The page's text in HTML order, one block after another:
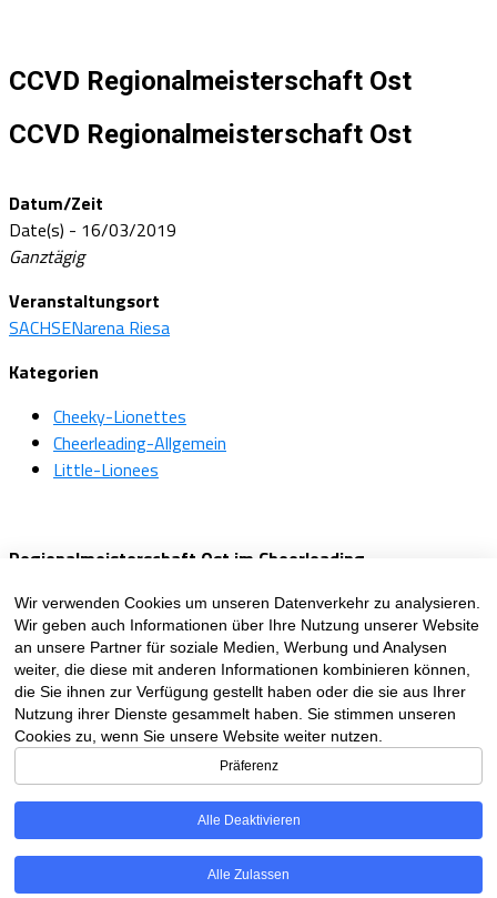
CCVD Regionalmeisterschaft Ost
CCVD Regionalmeisterschaft Ost
Datum/Zeit
Date(s) - 16/03/2019
Ganztägig
Veranstaltungsort
SACHSENarena Riesa
Kategorien
Cheeky-Lionettes
Cheerleading-Allgemein
Little-Lionees
Regionalmeisterschaft Ost im Cheerleading
Abfahrt Leipzig: 8:00 Uhr vom Parkplatz Grünauer Welle –
Ratzelstraße 102, 04207 Leipzig
Related Topics
Cookie-Richtlinie (EU)
Kontakt
Wir verwenden Cookies um unseren Datenverkehr zu analysieren.
Wir geben auch Informationen über Ihre Nutzung unserer Website
an unsere Partner für soziale Medien, Werbung und Analysen
weiter, die diese mit anderen Informationen kombinieren können,
die Sie ihnen zur Verfügung gestellt haben oder die sie aus Ihrer
Nutzung ihrer Dienste gesammelt haben. Sie stimmen unseren
Cookies zu, wenn Sie unsere Website weiter nutzen.
Präferenz
Alle Deaktivieren
Alle Zulassen